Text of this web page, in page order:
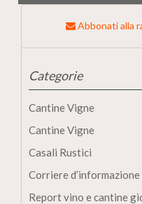
Abbonati alla
Categorie
Cantine Vigne
Cantine Vigne
Casali Rustici
Corriere
Report vino e cantine